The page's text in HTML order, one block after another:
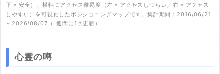
下 = 安全）、横軸にアクセス難易度（左 = アクセスしづらい／右 = アクセス
しやすい）を可視化したポジショニングマップです。集計期間：2016/06/21
～2026/08/07（1週間に1回更新）
心霊の噂